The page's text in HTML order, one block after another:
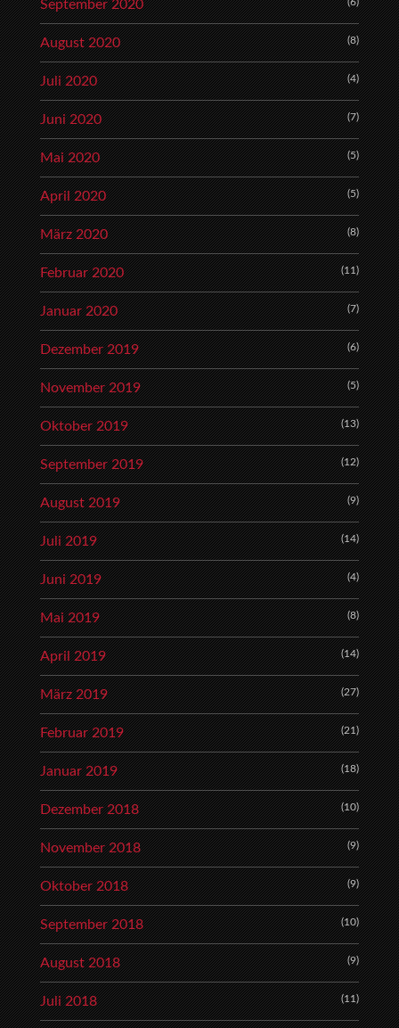
September 2020 (6)
August 2020 (8)
Juli 2020 (4)
Juni 2020 (7)
Mai 2020 (5)
April 2020 (5)
März 2020 (8)
Februar 2020 (11)
Januar 2020 (7)
Dezember 2019 (6)
November 2019 (5)
Oktober 2019 (13)
September 2019 (12)
August 2019 (9)
Juli 2019 (14)
Juni 2019 (4)
Mai 2019 (8)
April 2019 (14)
März 2019 (27)
Februar 2019 (21)
Januar 2019 (18)
Dezember 2018 (10)
November 2018 (9)
Oktober 2018 (9)
September 2018 (10)
August 2018 (9)
Juli 2018 (11)